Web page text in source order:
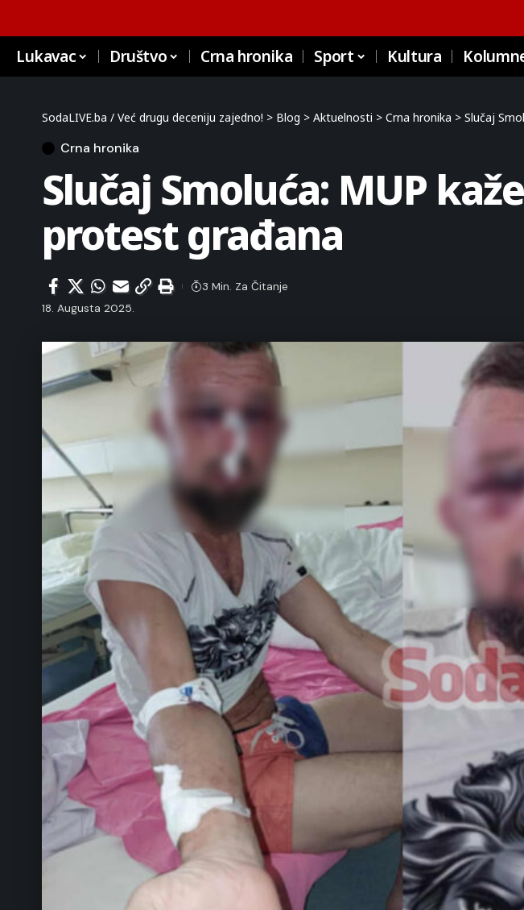
Lukavac Društvo Crna hronika Sport Kultura
SodaLIVE.ba / Već drugu deceniju zajedno! > Blog > Aktuelnosti > Crna hronika > Slučaj
Crna hronika
Slučaj Smoluća: MUP
protest građana
18. Augusta 2025.
3 Min. Za Čitanje